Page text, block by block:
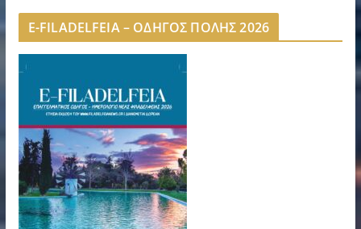
E-FILADELFEIA – ΟΔΗΓΟΣ ΠΟΛΗΣ 2026